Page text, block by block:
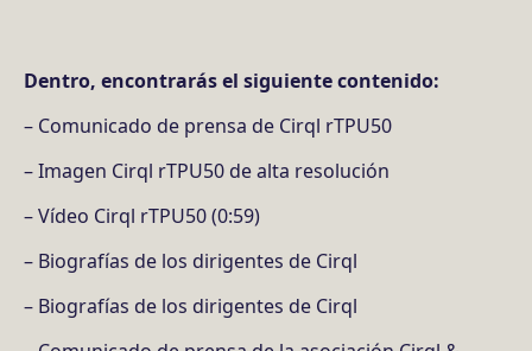
Dentro, encontrarás el siguiente contenido:
– Comunicado de prensa de Cirql rTPU50
– Imagen Cirql rTPU50 de alta resolución
– Vídeo Cirql rTPU50 (0:59)
– Biografías de los dirigentes de Cirql
– Biografías de los dirigentes de Cirql